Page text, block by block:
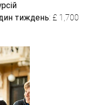
тиждень: £ 1,700